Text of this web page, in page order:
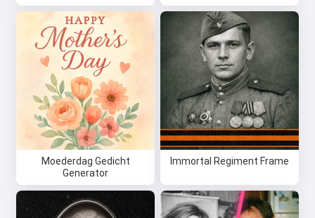
Moederdag Gedicht
Generator
Immortal Regiment Frame